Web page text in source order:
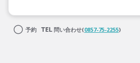
予約 問い合わせ(0857-75-2255)